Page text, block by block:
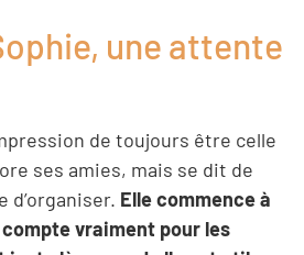
une attente
de toujours être celle
ses amies, mais se dit de
d’organiser. Elle commence à
vraiment pour les